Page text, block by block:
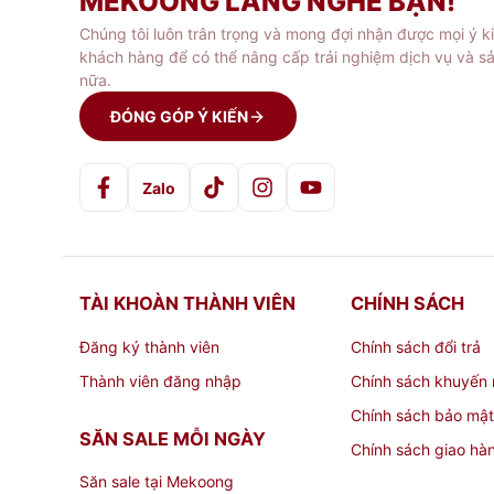
Tốt nhất là sử dụng cây rửa
Không rửa bình thủy tinh trong
Chọn các chỗ đứng bền chắc,
Hãy cất chúng trong hộp hoặc
Nếu có thói quen úp ngược bình
Đặc tính nổi bật Bình thủy tinh
kính phân kì từ vỏ bình cho bình rượu thêm
+ Nắp và đáy khiến từ nhựa cao cấp vô
+ Nắp xoay, bên trong với lớp silicon giữ
Hướng dẫn sử dụng bình Bình thủy tinh ngâm
Chúng tôi luôn trân trọng và mong đợi nhận được mọi ý
khách hàng để có thể nâng cấp trải nghiệm dịch vụ và
nữa.
ĐÓNG GÓP Ý KIẾN
Zalo
TÀI KHOÀN THÀNH VIÊN
Đăng ký thành viên
Thành viên đăng nhập
SĂN SALE MỖI NGÀY
Săn sale tại Mekoong
CHÍNH SÁCH
Chính sách đổi trả
Chính sách khuyến
Chính sách bảo mật
Chính sách giao